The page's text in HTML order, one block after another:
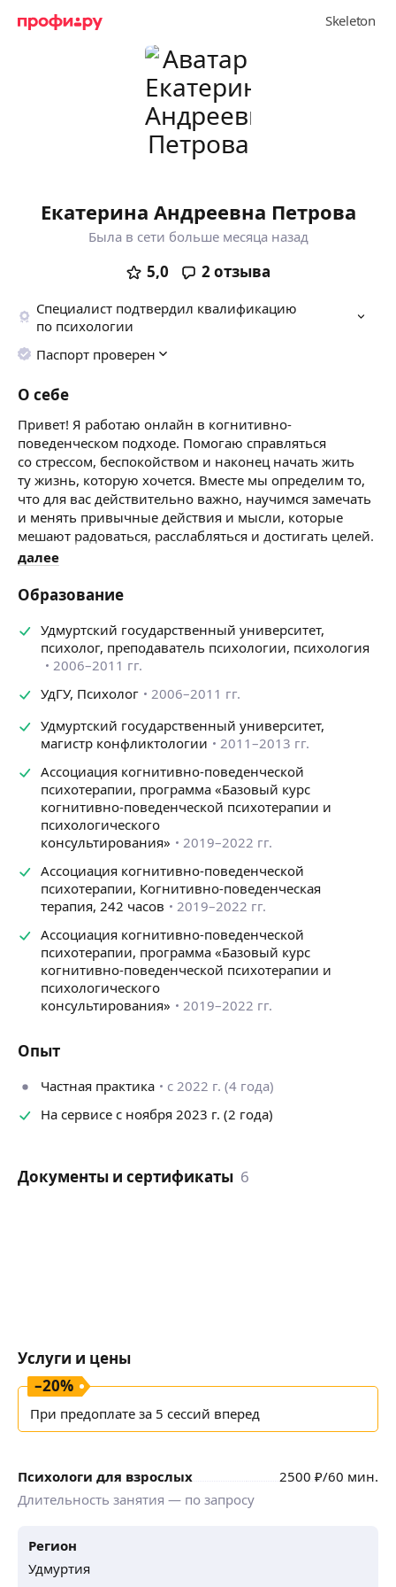
Екатерина Андреевна Петрова
Была в сети больше месяца назад
5,0 2отзыва
Специалист подтвердил квалификацию
по психологии
Паспорт проверен
О себе
Привет! Я работаю онлайн в когнитивно-
поведенческом подходе. Помогаю справляться
со стрессом, беспокойством и наконец начать жить
ту жизнь, которую хочется. Вместе мы определим то,
что для вас действительно важно, научимся замечать
и менять привычные действия и мысли, которые
мешают радоваться, расслабляться и достигать целей.
В среднем на решение одного запроса требуется
осваивать навыки, которые помогут стать психологом
жизненных трудностей.
✅ С чем могу помочь:
— Апатия, подавленное состояние и депрессия*
— Самокритика и нелюбовь к себе
— Гнев, раздражительность
— Определение ценностей
— Постановка целей
— Перфекционизм
— Прокрастинация
— Мотивация
— Самооценка
— Выгорание
*Может потребоваться консультация врача
❌ С чем не работаю:
— РПП
— ПТСР
— Зависимости
— Семейное консультирование
— Детско-родительские отношения
Треть успеха в работе с психологом зависит от того,
специалиста. Поэтому для начала предлагаю
созвониться и познакомиться — за 20−30 минут
мы определим вашу текущую ситуацию, к чему
Я расскажу про особенности КПТ и о том, как будут
проходить встречи, а вы решите, хочется ли
далее
Образование
Удмуртский государственный университет,
психолог, преподаватель психологии, психология
2006–2011 гг.
УдГУ, Психолог
2006–2011 гг.
Удмуртский государственный университет,
магистр конфликтологии
2011–2013 гг.
Ассоциация когнитивно-поведенческой
психотерапии, программа «Базовый курс
когнитивно-поведенческой психотерапии и
психологического
консультирования»
2019–2022 гг.
Ассоциация когнитивно-поведенческой
психотерапии, Когнитивно-поведенческая
терапия, 242 часов
2019–2022 гг.
Ассоциация когнитивно-поведенческой
психотерапии, программа «Базовый курс
когнитивно-поведенческой психотерапии и
психологического
консультирования»
2019–2022 гг.
Опыт
Частная практика
с 2022 г. (4 года)
На сервисе с ноября 2023 г. (2 года)
Документы и сертификаты 6
Услуги и цены
–20%
При предоплате за 5 сессий вперед
Психологи для взрослых 2500 ₽/60 мин.
Длительность занятия — по запросу
Регион
Удмуртия